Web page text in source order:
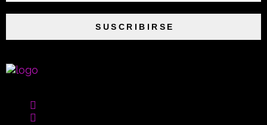
SUSCRIBIRSE